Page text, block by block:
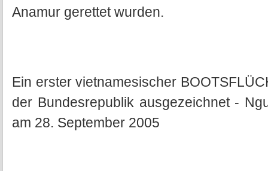
Anamur gerettet wurden.
Ein erster vietnamesischer
der Bundesrepublik ausgezeichnet -
am 28. September 2005